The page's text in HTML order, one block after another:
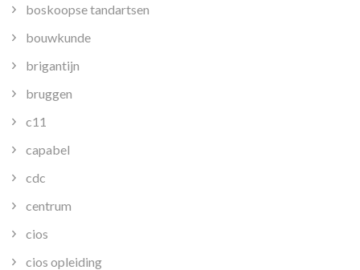
boskoopse tandartsen
bouwkunde
brigantijn
bruggen
c11
capabel
cdc
centrum
cios
cios opleiding